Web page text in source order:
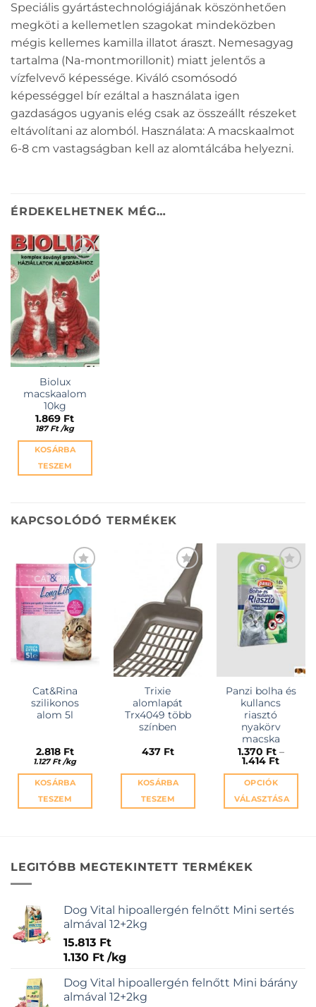
Speciális gyártástechnológiájának köszönhetően
megköti a kellemetlen szagokat mindeközben
mégis kellemes kamilla illatot áraszt. Nemesagyag
tartalma (Na-montmorillonit) miatt jelentős a
vízfelvevő képessége. Kiváló csomósodó
képességgel bír ezáltal a használata igen
gazdaságos ugyanis elég csak az összeállt részeket
eltávolítani az alomból. Használata: A macskaalmot
6-8 cm vastagságban kell az alomtálcába helyezni.
ÉRDEKELHETNEK MÉG…
KEDVENCEKHEZ
Biolux
macskaalom
10kg
1.869 Ft
187Ft /kg
KOSÁRBA
TESZEM
KAPCSOLÓDÓ TERMÉKEK
KEDVENCEKHEZ
Cat&Rina
szilikonos
alom 5l
2.818 Ft
1.127Ft /kg
KOSÁRBA
TESZEM
KEDVENCEKHEZ
Trixie
alomlapát
Trx4049 több
színben
437 Ft
KOSÁRBA
TESZEM
KEDVENCEKHEZ
Panzi bolha és
kullancs
riasztó
nyakörv
macska
1.370 Ft –
1.414 Ft
-
OPCIÓK
VÁLASZTÁSA
ki
LEGITÓBB MEGTEKINTETT TERMÉKEK
Dog Vital hipoallergén felnőtt Mini sertés
almával 12+2kg
15.813 Ft
1.130 Ft /kg
Dog Vital hipoallergén felnőtt Mini bárány
almával 12+2kg